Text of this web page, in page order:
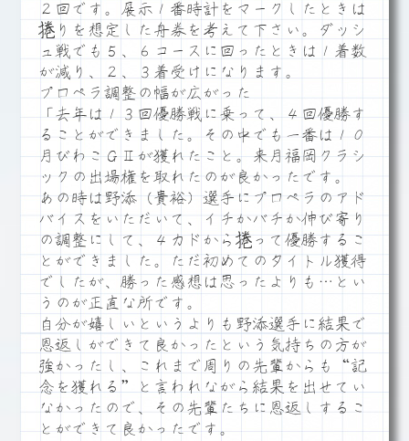
２回です。展示１番時計をマークしたときは
捲りを想定した舟券を考えて下さい。ダッシ
ュ戦でも５、６コースに回ったときは１着数
が減り、２、３着受けになります。
プロペラ調整の幅が広がった
「去年は１３回優勝戦に乗って、４回優勝す
ることができました。その中でも一番は１０
月びわこＧⅡが獲れたこと。来月福岡クラシ
ックの出場権を取れたのが良かったです。
あの時は野添（貴裕）選手にプロペラのアド
バイスをいただいて、イチかバチか伸び寄り
の調整にして、４カドから捲って優勝するこ
とができました。ただ初めてのタイトル獲得
でしたが、勝った感想は思ったよりも…とい
うのが正直な所です。
自分が嬉しいというよりも野添選手に結果で
恩返しができて良かったという気持ちの方が
強かったし、これまで周りの先輩からも“記
念を獲れる”と言われながら結果を出せてい
なかったので、その先輩たちに恩返しするこ
とができて良かったです。